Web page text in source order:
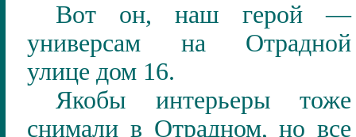
Вот он, наш герой —
универсам на Отрадной
улице дом 16.
Якобы интерьеры тоже
снимали в Отрадном, но все